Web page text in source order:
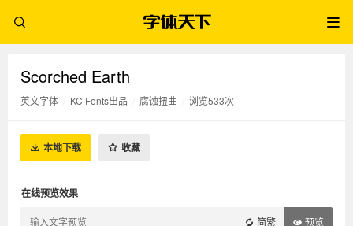
Scorched Earth
英文字体 KC Fonts出品 腐蚀扭曲 浏览533次
本地下载 收藏
在线预览效果
简繁 预览